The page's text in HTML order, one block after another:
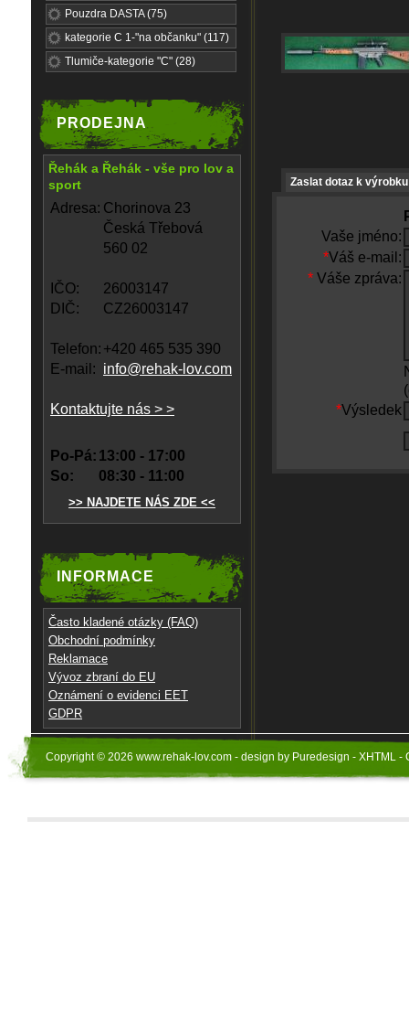
Pouzdra DASTA (75)
kategorie C 1-"na občanku" (117)
Tlumiče-kategorie "C" (28)
PRODEJNA
Řehák a Řehák - vše pro lov a
sport
Adresa: Chorinova 23
Česká Třebová
560 02
IČO:
26003147
DIČ:
CZ26003147
Telefon: +420 465 535 390
E-mail: info@rehak-lov.com
Kontaktujte nás > >
Po-Pá: 13:00 - 17:00
So:
08:30 - 11:00
>> NAJDETE NÁS ZDE <<
INFORMACE
Často kladené otázky (FAQ)
Obchodní podmínky
Reklamace
Vývoz zbraní do EU
Oznámení o evidenci EET
GDPR
Zaslat dotaz k výrobku
Vaše jméno:
*Váš e-mail:
* Váše zpráva:
*Výsledek
Copyright © 2026 www.rehak-lov.com - design by Puredesign - XHTML -